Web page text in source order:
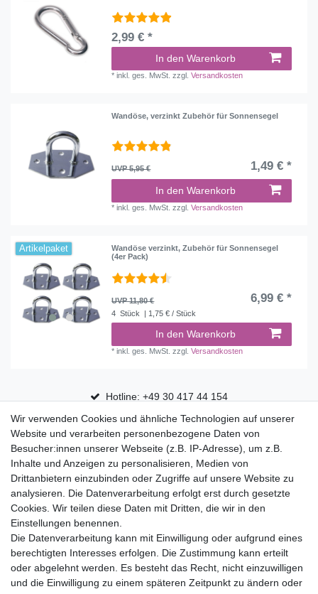
2,99 € *
In den Warenkorb
*inkl. ges. MwSt. zzgl.Versandkosten
Wandöse, verzinkt Zubehör für Sonnensegel
UVP 5,95 € 1,49 € *
In den Warenkorb
*inkl. ges. MwSt. zzgl.Versandkosten
Artikelpaket
Wandöse verzinkt, Zubehör für Sonnensegel
(4er Pack)
UVP 11,80 € 6,99 € *
4 Stück | 1,75 € / Stück
In den Warenkorb
*inkl. ges. MwSt. zzgl.Versandkosten
Hotline: +49 30 417 44 154
30 Tage Rückgaberecht
Versandfrei ab 75 € in Deutschland
Top Marken
Eduplay
Folia Bringmann
Shop
Mein Konto
Wir verwenden Cookies und ähnliche Technologien auf unserer
Website und verarbeiten personenbezogene Daten von
Besucher:innen unserer Webseite (z.B. IP-Adresse), um z.B.
Inhalte und Anzeigen zu personalisieren, Medien von
Drittanbietern einzubinden oder Zugriffe auf unsere Website zu
analysieren. Die Datenverarbeitung erfolgt erst durch gesetzte
Cookies. Wir teilen diese Daten mit Dritten, die wir in den
Einstellungen benennen.
Die Datenverarbeitung kann mit Einwilligung oder aufgrund eines
berechtigten Interesses erfolgen. Die Zustimmung kann erteilt
oder abgelehnt werden. Es besteht das Recht, nicht einzuwilligen
und die Einwilligung zu einem späteren Zeitpunkt zu ändern oder